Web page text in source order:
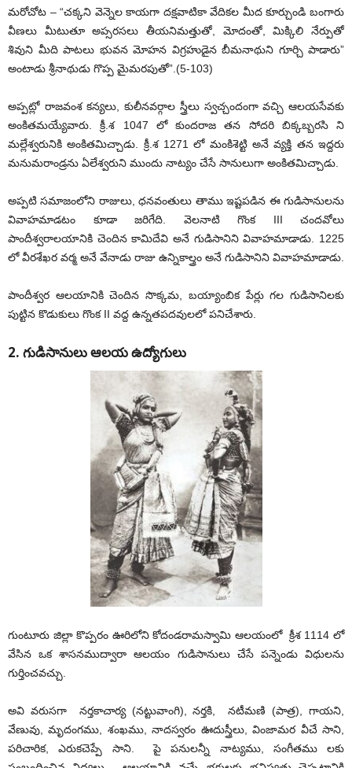
మరోచోట – “చక్కని వెన్నెల కాయగా దక్షవాటికా వేదికల మీద కూర్చుండి బంగారు
వీణలు మీటుతూ అప్సరసలు తీయనిమత్తుతో, మోదంతో, మిక్కిలి నేర్పుతో
శివుని మీది పాటలు భువన మోహన విగ్రహుడైన బీమనాథుని గూర్చి పాడారు”
అంటాడు శ్రీనాథుడు గొప్ప మైమరపుతో”.(5-103)
అప్పట్లో రాజవంశ కన్యలు, కులీనవర్గాల స్త్రీలు స్వచ్చందంగా వచ్చి ఆలయసేవకు
అంకితమయ్యేవారు. క్రీ.శ 1047 లో కుందరాజ తన సోదరి బిక్కబ్బరసి ని
మల్లేశ్వరునికి అంకితమిచ్చాడు. క్రీ.శ 1271 లో మంకిశెట్టి అనే వ్యక్తి తన ఇద్దరు
మనుమరాండ్రను ఏలేశ్వరుని ముందు నాట్యం చేసే సానులుగా అంకితమిచ్చాడు.
అప్పటి సమాజంలోని రాజులు, ధనవంతులు తాము ఇష్టపడిన ఈ గుడిసానులను
వివాహమాడటం కూడా జరిగేది. వెలనాటి గొంక III చందవోలు
పాందీశ్వరాలయానికి చెందిన కామిదేవి అనే గుడిసానిని వివాహమాడాడు. 1225
లో వీరశేఖర వర్మ అనే వేనాడు రాజు ఉన్నికాల్త్రం అనే గుడిసానిని వివాహమాడాడు.
పాందీశ్వర ఆలయానికి చెందిన సొక్కమ, బయ్యాంబిక పేర్లు గల గుడిసానిలకు
పుట్టిన కొడుకులు గొంక II వద్ద ఉన్నతపదవులలో పనిచేశారు.
2. గుడిసానులు ఆలయ ఉద్యోగులు
గుంటూరు జిల్లా కొప్పరం ఊరిలోని కోదండరామస్వామి ఆలయంలో క్రీశ 1114 లో
వేసిన ఒక శాసనముద్వారా ఆలయం గుడిసానులు చేసే పన్నెండు విధులను
గుర్తించవచ్చు.
అవి వరుసగా నర్తకాచార్య (నట్టువాంగి), నర్తకి, నటీమణి (పాత్ర), గాయని,
వేణువు, మృదంగము, శంఖము, నాదస్వరం ఊదుస్త్రీలు, వింజామర వీచే సాని,
పరిచారిక, ఎరుకచెప్పే సాని. పై పనులన్నీ నాట్యము, సంగీతము లకు